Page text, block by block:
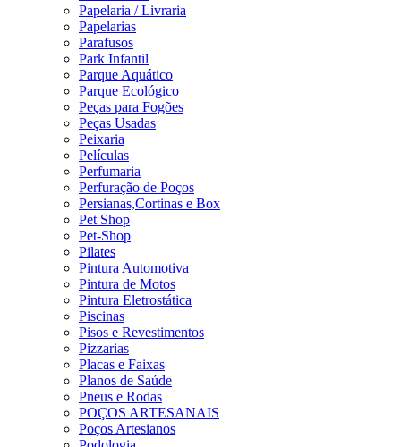
Papelaria / Livraria
Papelarias
Parafusos
Park Infantil
Parque Aquático
Parque Ecológico
Peças para Fogões
Peças Usadas
Peixaria
Películas
Perfumaria
Perfuração de Poços
Persianas,Cortinas e Box
Pet Shop
Pet-Shop
Pilates
Pintura Automotiva
Pintura de Motos
Pintura Eletrostática
Piscinas
Pisos e Revestimentos
Pizzarias
Placas e Faixas
Planos de Saúde
Pneus e Rodas
POÇOS ARTESANAIS
Poços Artesianos